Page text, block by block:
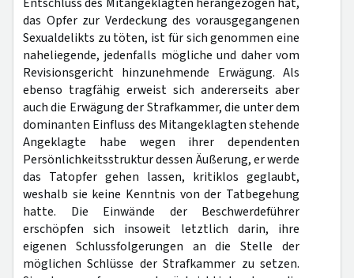
das Opfer zur Verdeckung des vorausgegangenen
Sexualdelikts zu töten, ist für sich genommen eine
naheliegende, jedenfalls mögliche und daher vom
Revisionsgericht hinzunehmende Erwägung. Als
ebenso tragfähig erweist sich andererseits aber
auch die Erwägung der Strafkammer, die unter dem
dominanten Einfluss des Mitangeklagten stehende
Angeklagte habe wegen ihrer dependenten
Persönlichkeitsstruktur dessen Äußerung, er werde
das Tatopfer gehen lassen, kritiklos geglaubt,
weshalb sie keine Kenntnis von der Tatbegehung
hatte. Die Einwände der Beschwerdeführer
erschöpfen sich insoweit letztlich darin, ihre
eigenen Schlussfolgerungen an die Stelle der
möglichen Schlüsse der Strafkammer zu setzen.